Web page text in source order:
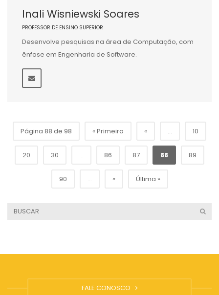
Inali Wisniewski Soares
PROFESSOR DE ENSINO SUPERIOR
Desenvolve pesquisas na área de Computação, com
ênfase em Engenharia de Software.
Página 88 de 98 « Primeira « ... 10
20 30 ... 86 87 88 89
90 ... » Última »
FALE CONOSCO